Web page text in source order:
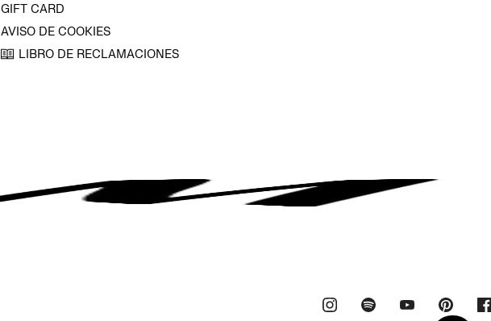
GIFT CARD
AVISO DE COOKIES
LIBRO DE RECLAMACIONES